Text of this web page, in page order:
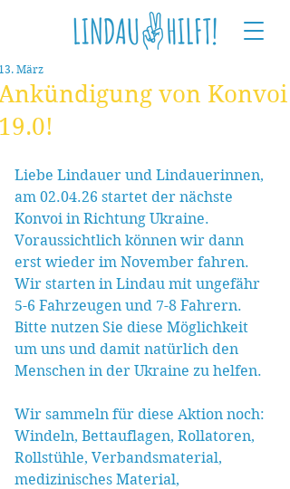
von Konvoi
März
Liebe Lindauer und Lindauerinnen,
am 02.04.26 startet der nächste
Konvoi in Richtung Ukraine.
Voraussichtlich können wir dann
erst wieder im November fahren.
Wir starten in Lindau mit ungefähr
5-6 Fahrzeugen und 7-8 Fahrern.
Bitte nutzen Sie diese Möglichkeit
um uns und damit natürlich den
Menschen in der Ukraine zu helfen.
Wir sammeln für diese Aktion noch:
Windeln, Bettauflagen, Rollatoren,
Rollstühle, Verbandsmaterial,
medizinisches Material,